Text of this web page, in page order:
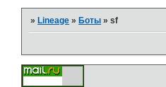
» Lineage » Боты »sf